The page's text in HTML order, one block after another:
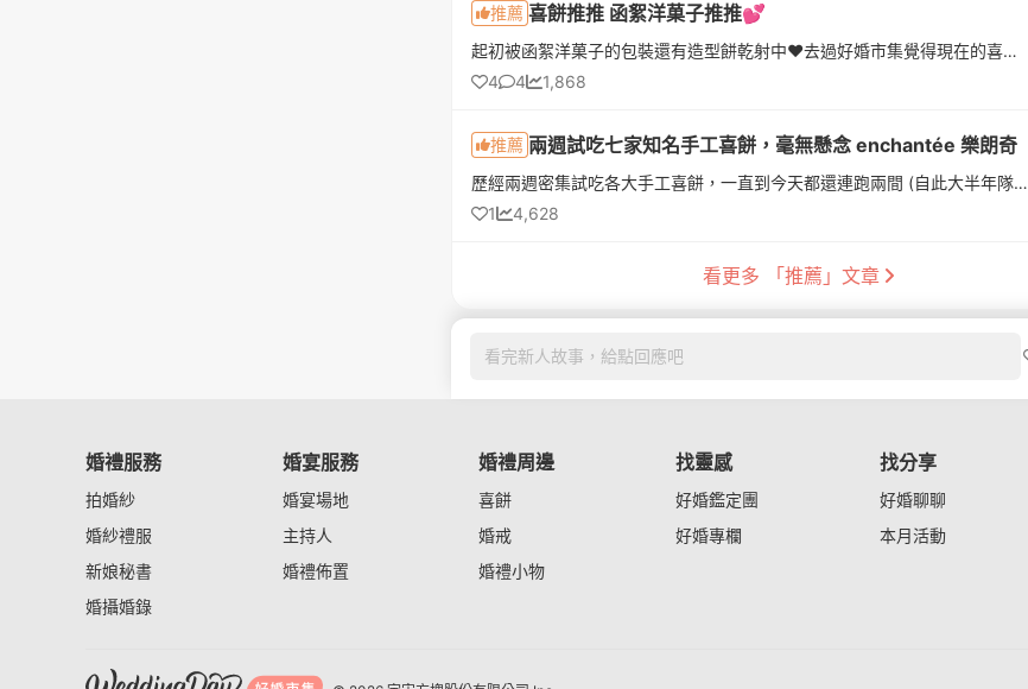
推薦 喜餅推推 函絮洋菓子推推💕
起初被函絮洋菓子的包裝還有造型餅乾射中❤️去過好婚市集覺得現在的喜餅還是做單一包裝包材大大的 但裡面可能就少少品質 價格也都被包材吃掉直到看到2026喜餅大賞開始，發現了「函絮洋菓子」，能夠做喜歡的造型餅乾，...
4
4 1,868
推薦 兩週試吃七家知名手工喜餅，毫無懸念 enchantée 樂朗奇
歷經兩週密集試吃各大手工喜餅，一直到今天都還連跑兩間 (自此大半年隊友再也不想吃餅乾)，最後終於毫無懸念下訂樂朗奇，搞定本人最期待的喜餅這件事門市試吃：but.、Ooh La Love、樂朗奇、卡柏蒂宅配試吃：bobonono...
1
4,628
看更多 「推薦」文章
看完新人故事，給點回應吧
婚禮服務
拍婚紗
婚紗禮服
新娘秘書
婚攝婚錄
婚宴服務
婚宴場地
主持人
婚禮佈置
婚禮周邊
喜餅
婚戒
婚禮小物
找靈感
好婚鑑定團
好婚專欄
找分享
好婚聊聊
本月活動